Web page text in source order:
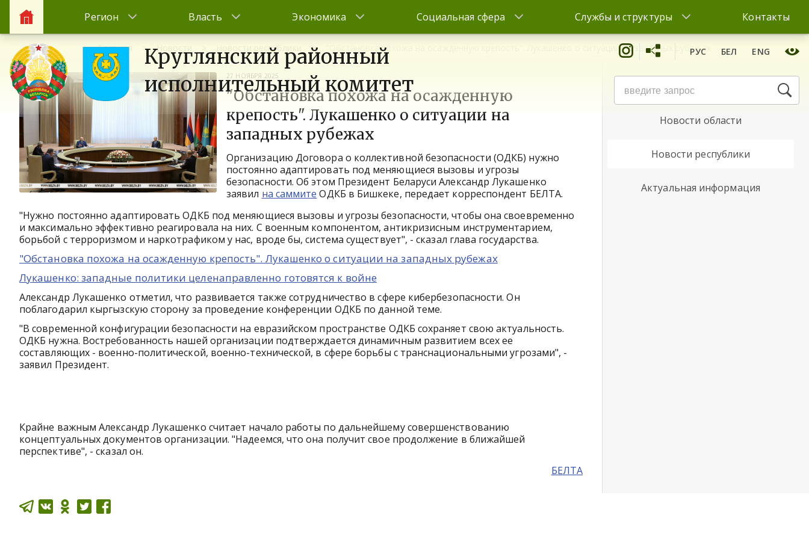
Регион Власть Экономика Социальная сфера Службы и структуры Контакты
Круглянский районный
исполнительный комитет
РУС БЕЛ ENG
Главная Новости Новости республики "Обстановка похожа на осажденную крепость". Лукашенко о ситуации на западных рубежах
27 НОЯБРЯ 2025
"Обстановка похожа на осажденную
крепость". Лукашенко о ситуации на
западных рубежах
Организацию Договора о коллективной безопасности (ОДКБ) нужно
постоянно адаптировать под меняющиеся вызовы и угрозы
безопасности. Об этом Президент Беларуси Александр Лукашенко
заявил на саммите ОДКБ в Бишкеке, передает корреспондент БЕЛТА.
"Нужно постоянно адаптировать ОДКБ под меняющиеся вызовы и угрозы безопасности, чтобы она своевременно
и максимально эффективно реагировала на них. С военным компонентом, антикризисным инструментарием,
борьбой с терроризмом и наркотрафиком у нас, вроде бы, система существует", - сказал глава государства.
"Обстановка похожа на осажденную крепость". Лукашенко о ситуации на западных рубежах
Лукашенко: западные политики целенаправленно готовятся к войне
Александр Лукашенко отметил, что развивается также сотрудничество в сфере кибербезопасности. Он
поблагодарил кыргызскую сторону за проведение конференции ОДКБ по данной теме.
"В современной конфигурации безопасности на евразийском пространстве ОДКБ сохраняет свою актуальность.
ОДКБ нужна. Востребованность нашей организации подтверждается динамичным развитием всех ее
составляющих - военно-политической, военно-технической, в сфере борьбы с транснациональными угрозами", -
заявил Президент.
Крайне важным Александр Лукашенко считает начало работы по дальнейшему совершенствованию
концептуальных документов организации. "Надеемся, что она получит свое продолжение в ближайшей
перспективе", - сказал он.
БЕЛТА
Новости района
Новости области
Новости республики
Актуальная информация